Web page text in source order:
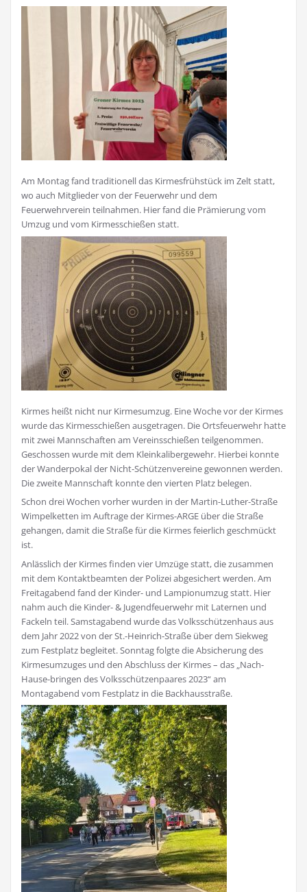
Am Montag fand traditionell das Kirmesfrühstück im Zelt statt,
wo auch Mitglieder von der Feuerwehr und dem
Feuerwehrverein teilnahmen. Hier fand die Prämierung vom
Umzug und vom Kirmesschießen statt.
Kirmes heißt nicht nur Kirmesumzug. Eine Woche vor der Kirmes
wurde das Kirmesschießen ausgetragen. Die Ortsfeuerwehr hatte
mit zwei Mannschaften am Vereinsschießen teilgenommen.
Geschossen wurde mit dem Kleinkalibergewehr. Hierbei konnte
der Wanderpokal der Nicht-Schützenvereine gewonnen werden.
Die zweite Mannschaft konnte den vierten Platz belegen.
Schon drei Wochen vorher wurden in der Martin-Luther-Straße
Wimpelketten im Auftrage der Kirmes-ARGE über die Straße
gehangen, damit die Straße für die Kirmes feierlich geschmückt
ist.
Anlässlich der Kirmes finden vier Umzüge statt, die zusammen
mit dem Kontaktbeamten der Polizei abgesichert werden. Am
Freitagabend fand der Kinder- und Lampionumzug statt. Hier
nahm auch die Kinder- & Jugendfeuerwehr mit Laternen und
Fackeln teil. Samstagabend wurde das Volksschützenhaus aus
dem Jahr 2022 von der St.-Heinrich-Straße über dem Siekweg
zum Festplatz begleitet. Sonntag folgte die Absicherung des
Kirmesumzuges und den Abschluss der Kirmes – das „Nach-
Hause-bringen des Volksschützenpaares 2023“ am
Montagabend vom Festplatz in die Backhausstraße.